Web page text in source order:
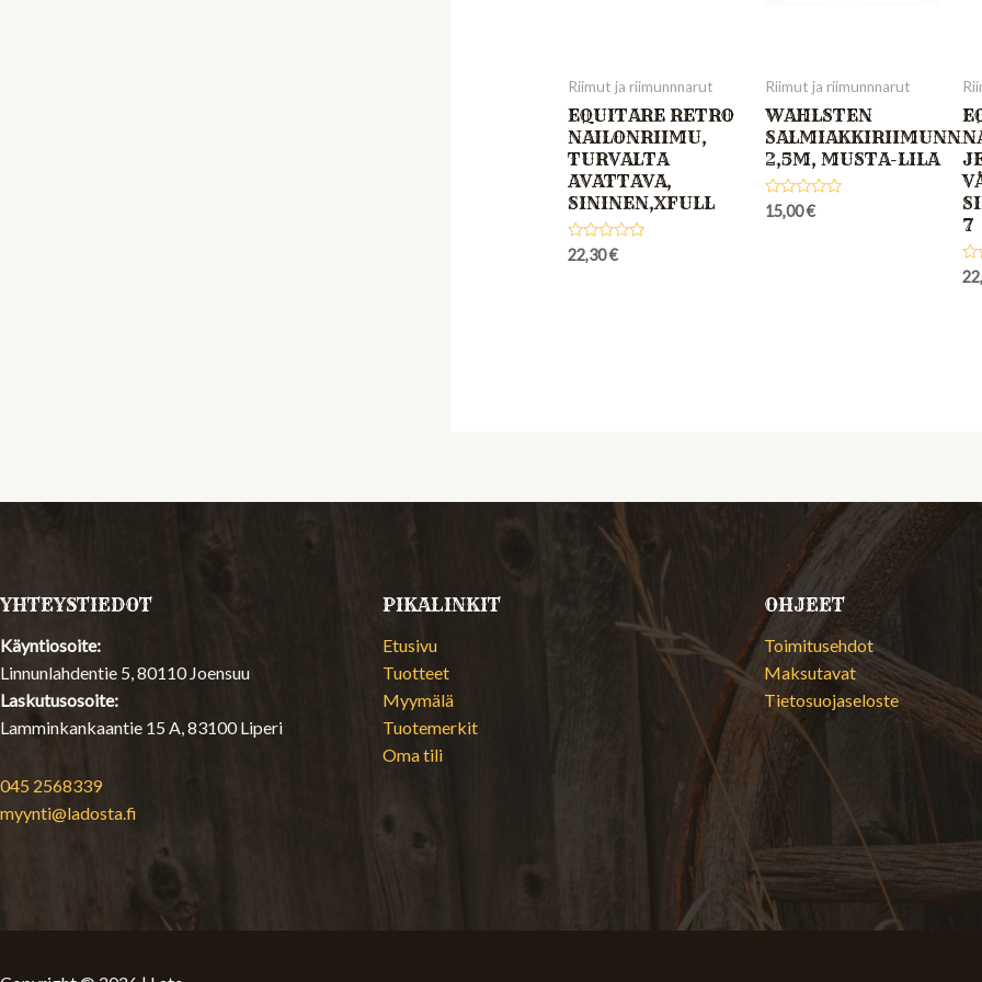
Riimut ja riimunnnarut
EQUITARE RETRO
NAILONRIIMU,
TURVALTA
AVATTAVA,
SININEN,XFULL
Rated
0
22,30€
Riimut ja riimunnnarut
WAHLSTEN
2,5M, MUSTA-LILA
Rated
0
15,00€
7
0
YHTEYSTIEDOT
Käyntiosoite:
Linnunlahdentie 5, 80110 Joensuu
Laskutusosoite:
Lamminkankaantie 15 A, 83100 Liperi
045 2568339
myynti@ladosta.fi
PIKALINKIT
Etusivu
Tuotteet
Myymälä
Tuotemerkit
Oma tili
OHJEET
Toimitusehdot
Maksutavat
Tietosuojaseloste